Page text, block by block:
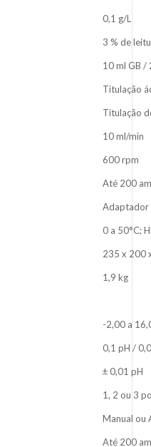
0,1 g/L
3 % de
10 ml GB /
Titulação
Titulação
10 ml/min
600 rpm
Até 200
Adaptador
0 a 50°C;
235 x 200
1,9 kg
-2,00 a
0,1 pH /
± 0,01 pH
1, 2 ou 3
Manual ou
Até 200